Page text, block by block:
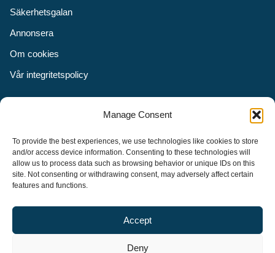
Manage Consent
To provide the best experiences, we use technologies like cookies to store
and/or access device information. Consenting to these technologies will
allow us to process data such as browsing behavior or unique IDs on this
site. Not consenting or withdrawing consent, may adversely affect certain
features and functions.
Accept
Deny
Säkerhetsgalan
Annonsera
Om cookies
Vår integritetspolicy
Instagram
LinkedIn
Säkerhet år 2003 för att stimulera, utveckla och informera om